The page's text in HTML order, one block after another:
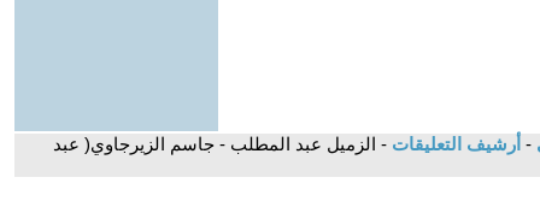
- أرشيف التعليقات - الزميل عبد المطلب - جاسم الزيرجاوي( عبد